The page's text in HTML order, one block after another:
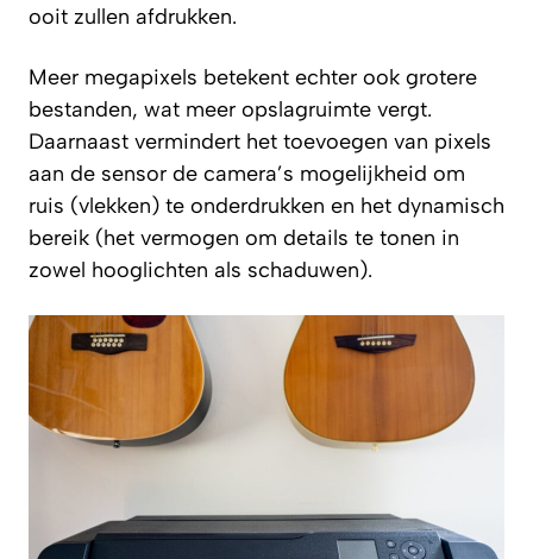
ooit zullen afdrukken.
Meer megapixels betekent echter ook grotere
bestanden, wat meer opslagruimte vergt.
Daarnaast vermindert het toevoegen van pixels
aan de sensor de camera’s mogelijkheid om
ruis (vlekken) te onderdrukken en het dynamisch
bereik (het vermogen om details te tonen in
zowel hooglichten als schaduwen).